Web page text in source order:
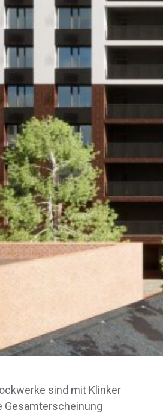
sind mit Klinker
Gesamterscheinung